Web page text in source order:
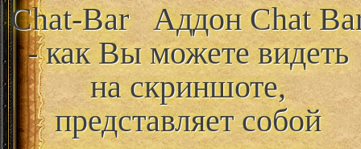
Chat-BarАддон Chat
- как Вы можете видеть
на скриншоте,
представляет собой